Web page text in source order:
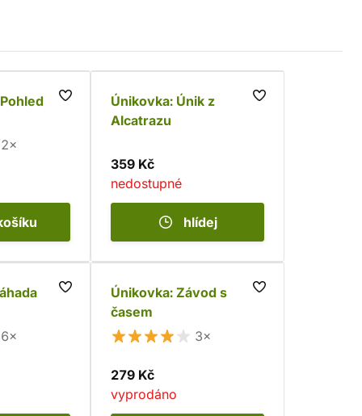
2×
Únikovka: Únik z
Alcatrazu
359 Kč
nedostupné
hlídej
6×
Únikovka: Závod s
časem
3×
279 Kč
vyprodáno